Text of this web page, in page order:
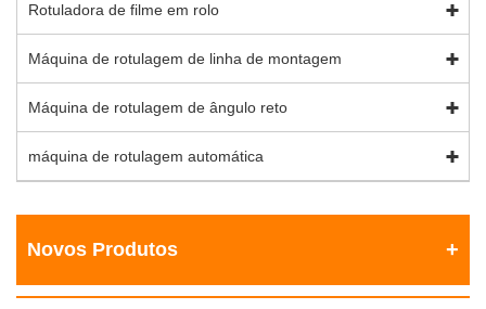
Rotuladora de filme em rolo
Máquina de rotulagem de linha de montagem
Máquina de rotulagem de ângulo reto
máquina de rotulagem automática
Novos Produtos